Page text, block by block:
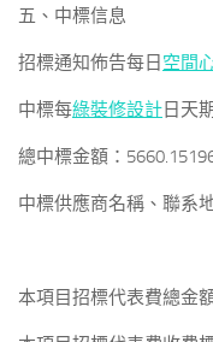
五、中標信息
招標通知佈告每日 空間
中標每綠裝修設計日天
總中標金額：
中標供應商名稱、聯系
本項目招標代表費總金